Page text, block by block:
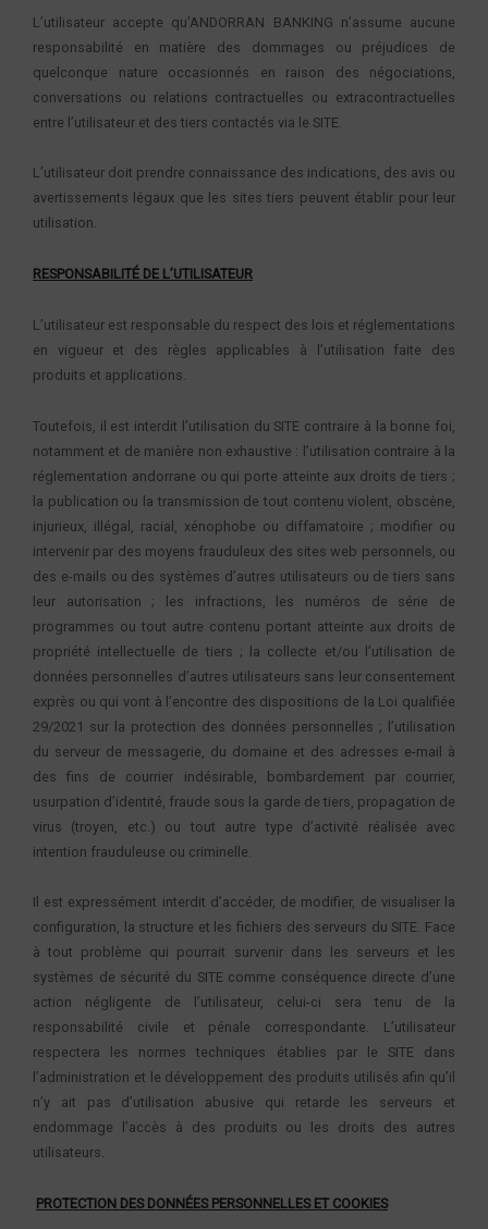
L’utilisateur accepte qu’ANDORRAN BANKING n’assume aucune
responsabilité en matière des dommages ou préjudices de
quelconque nature occasionnés en raison des négociations,
conversations ou relations contractuelles ou extracontractuelles
entre l’utilisateur et des tiers contactés via le SITE.
L’utilisateur doit prendre connaissance des indications, des avis ou
avertissements légaux que les sites tiers peuvent établir pour leur
utilisation.
RESPONSABILITÉ DE L’UTILISATEUR
L’utilisateur est responsable du respect des lois et réglementations
en vigueur et des règles applicables à l’utilisation faite des
produits et applications.
Toutefois, il est interdit l’utilisation du SITE contraire à la bonne foi,
notamment et de manière non exhaustive : l’utilisation contraire à la
réglementation andorrane ou qui porte atteinte aux droits de tiers ;
la publication ou la transmission de tout contenu violent, obscène,
injurieux, illégal, racial, xénophobe ou diffamatoire ; modifier ou
intervenir par des moyens frauduleux des sites web personnels, ou
des e-mails ou des systèmes d’autres utilisateurs ou de tiers sans
leur autorisation ; les infractions, les numéros de série de
programmes ou tout autre contenu portant atteinte aux droits de
propriété intellectuelle de tiers ; la collecte et/ou l’utilisation de
données personnelles d’autres utilisateurs sans leur consentement
exprès ou qui vont à l’encontre des dispositions de la Loi qualifiée
29/2021 sur la protection des données personnelles ; l’utilisation
du serveur de messagerie, du domaine et des adresses e-mail à
des fins de courrier indésirable, bombardement par courrier,
usurpation d’identité, fraude sous la garde de tiers, propagation de
virus (troyen, etc.) ou tout autre type d’activité réalisée avec
intention frauduleuse ou criminelle.
Il est expressément interdit d’accéder, de modifier, de visualiser la
configuration, la structure et les fichiers des serveurs du SITE. Face
à tout problème qui pourrait survenir dans les serveurs et les
systèmes de sécurité du SITE comme conséquence directe d’une
action négligente de l’utilisateur, celui-ci sera tenu de la
responsabilité civile et pénale correspondante. L’utilisateur
respectera les normes techniques établies par le SITE dans
l’administration et le développement des produits utilisés afin qu’il
n’y ait pas d’utilisation abusive qui retarde les serveurs et
endommage l’accès à des produits ou les droits des autres
utilisateurs.
PROTECTION DES DONNÉES PERSONNELLES ET COOKIES